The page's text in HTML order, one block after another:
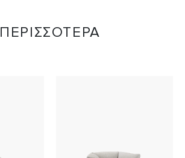
ΠΕΡΙΣΣΟΤΕΡΑ